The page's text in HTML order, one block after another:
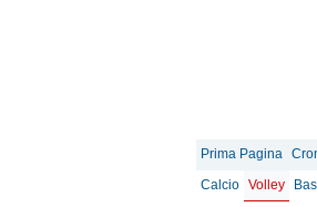
Prima Pagina
Calcio Volley